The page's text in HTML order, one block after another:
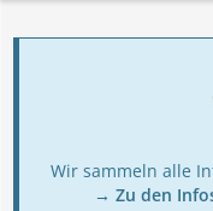
Wir sammeln alle
→ Zu den